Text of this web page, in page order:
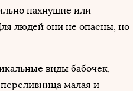
пахнущие или
людей они не опасны, но
виды бабочек,
малая и